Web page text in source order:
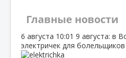
Главные новости
6 августа 10:01 9 августа: в
электричек для болельщиков